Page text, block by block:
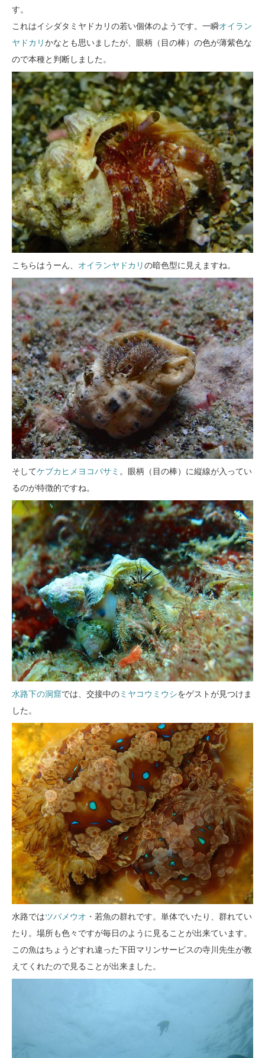
す。
これはイシダタミヤドカリの若い個体のようです。一瞬オイラン
ヤドカリかなとも思いましたが、眼柄（目の棒）の色が薄紫色な
ので本種と判断しました。
こちらはうーん、 オイランヤドカリの暗色型に見えますね。
そしてケブカヒメヨコバサミ 。眼柄（目の棒）に縦線が入ってい
るのが特徴的ですね。
水路下の洞窟では、交接中のミヤコウミウシをゲストが見つけま
した。
水路ではツバメウオ ・若魚の群れです。単体でいたり、群れてい
たり。場所も色々ですが毎日のように見ることが出来ています。
この魚はちょうどすれ違った下田マリンサービスの寺川先生が教
えてくれたので見ることが出来ました。